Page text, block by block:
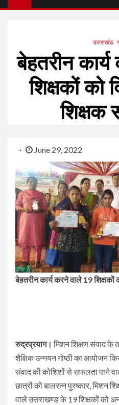
उत्तराखंड
बेहतरीन
शिक्षकों को
शिक्षक
June 29, 2022
बेहतरीन कार्य करने वाले 19 शिक्षकों
रुद्रप्रयाग। मिशन शिक्षण संवाद के
शैक्षिक उन्नयन गोष्ठी का आयोजन
संवाद की कोशिशों से सफलता पाने
छात्रों को बालरत्न पुरष्कार, मिशन
वाले उत्तराखण्ड के 19 शिक्षकों को